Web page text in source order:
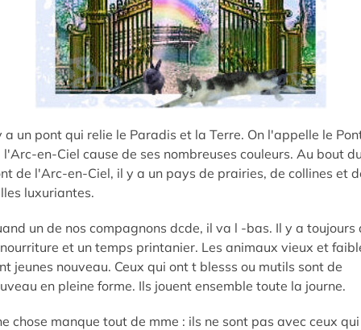
a un pont qui relie le Paradis et la Terre. On l'appelle le
l'Arc-en-Ciel cause de ses nombreuses couleurs. Au bout
de l'Arc-en-Ciel, il y a un pays de prairies, de collines et
luxuriantes.
un de nos compagnons dcde, il va l -bas. Il y a toujours
et un temps printanier. Les animaux vieux et
jeunes nouveau. Ceux qui ont t blesss ou mutils sont de
en pleine forme. Ils jouent ensemble toute la journe.
chose manque tout de mme : ils ne sont pas avec ceux qui